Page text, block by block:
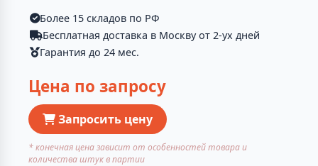
Более 15 складов по РФ
Бесплатная доставка в Москву от 2-ух дней
Гарантия до 24 мес.
Цена по запросу
Запросить цену
* конечная цена зависит от особенностей товара и
количества штук в партии